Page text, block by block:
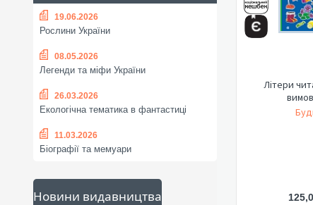
19.06.2026
Рослини України
08.05.2026
Легенди та міфи України
26.03.2026
Екологічна тематика в фантастиці
11.03.2026
Біографії та мемуари
Новини видавництва
Літери